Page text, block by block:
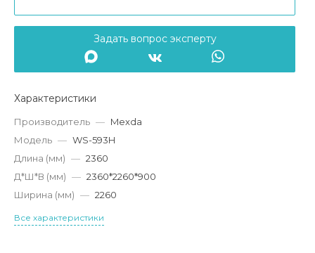
Задать вопрос эксперту
Характеристики
Производитель — Mexda
Модель — WS-593H
Длина (мм) — 2360
Д*Ш*В (мм) — 2360*2260*900
Ширина (мм) — 2260
Все характеристики